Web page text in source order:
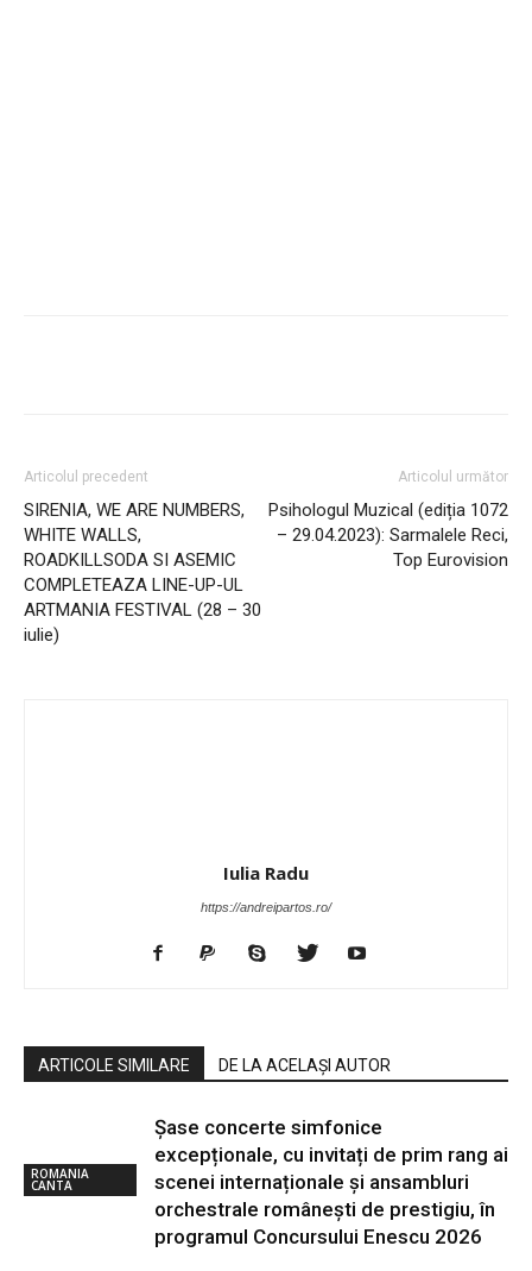
Articolul precedent
SIRENIA, WE ARE NUMBERS,
WHITE WALLS,
ROADKILLSODA SI ASEMIC
COMPLETEAZA LINE-UP-UL
ARTMANIA FESTIVAL (28 – 30
iulie)
Articolul următor
Psihologul Muzical (ediția 1072
– 29.04.2023): Sarmalele Reci,
Top Eurovision
Iulia Radu
https://andreipartos.ro/
ARTICOLE SIMILARE DE LA ACELAȘI AUTOR
ROMANIA
CANTA
Șase concerte simfonice
excepționale, cu invitați de prim rang ai
scenei internaționale și ansambluri
orchestrale românești de prestigiu, în
programul Concursului Enescu 2026